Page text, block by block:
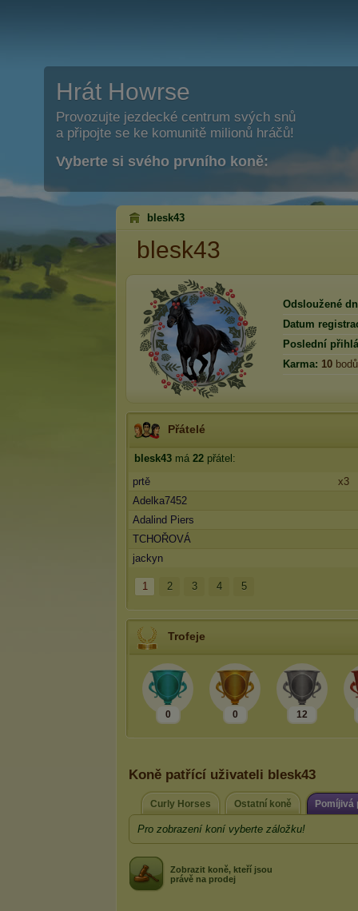
Hrát Howrse
Provozujte jezdecké centrum svých snů
a připojte se ke komunitě milionů hráčů!
Vyberte si svého prvního koně:
blesk43
blesk43
Odsloužené
Datum
Poslední
Karma: 10 bodů
Přátelé
blesk43 má 22 přátel:
prtě
x3
Adelka7452
Adalind Piers
TCHOŘOVÁ
jackyn
1 2 3 4 5
Trofeje
0 0 12
Koně patřící uživateli blesk43
Curly Horses Ostatní koně Pomíjivá
Pro zobrazení koní vyberte záložku!
Zobrazit koně, kteří jsou
právě na prodej